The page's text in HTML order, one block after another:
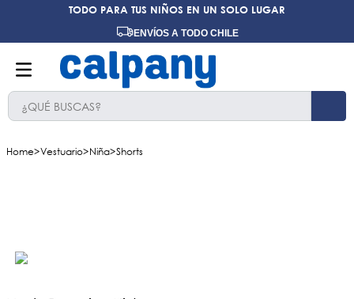
TODO PARA TUS NIÑOS EN UN SOLO LUGAR
ENVÍOS A TODO CHILE
¿QUÉ BUSCAS?
Vestuario Niña Shorts